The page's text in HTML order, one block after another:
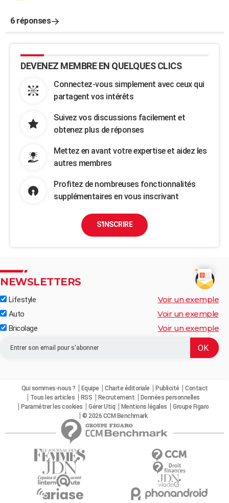
6 réponses
DEVENEZ MEMBRE EN QUELQUES CLICS
Connectez-vous simplement avec ceux qui
partagent vos intérêts
Suivez vos discussions facilement et
obtenez plus de réponses
Mettez en avant votre expertise et aidez les
autres membres
Profitez de nombreuses fonctionnalités
supplémentaires en vous inscrivant
S'INSCRIRE
NEWSLETTERS
Lifestyle Voir un exemple
Auto Voir un exemple
Bricolage Voir un exemple
Qui sommes-nous ? Equipe Charte éditoriale Publicité
Contact
Tous les articles
RSS Recrutement
Données personnelles
Paramétrer les cookies
Gérer Utiq Mentions légales
Groupe Figaro
© 2026 CCM Benchmark